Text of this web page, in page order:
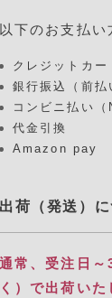
以下のお支払い
クレジットカー
銀行振込（前払
コンビニ払い（
代金引換
Amazon pay
出荷（発送）
通常、受注日～
く）で出荷いた